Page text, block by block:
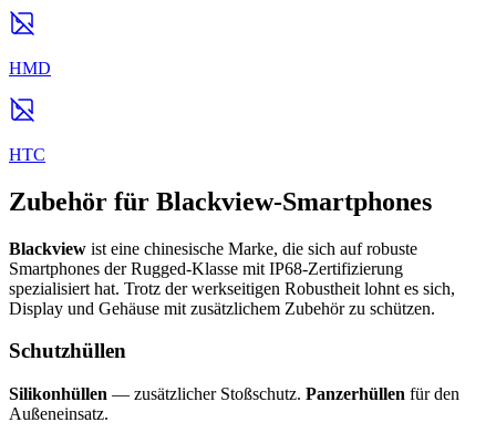
HMD
HTC
Zubehör für Blackview-Smartphones
Blackview ist eine chinesische Marke, die sich auf robuste
Smartphones der Rugged-Klasse mit IP68-Zertifizierung
spezialisiert hat. Trotz der werkseitigen Robustheit lohnt es sich,
Display und Gehäuse mit zusätzlichem Zubehör zu schützen.
Schutzhüllen
Silikonhüllen — zusätzlicher Stoßschutz. Panzerhüllen für den
Außeneinsatz.